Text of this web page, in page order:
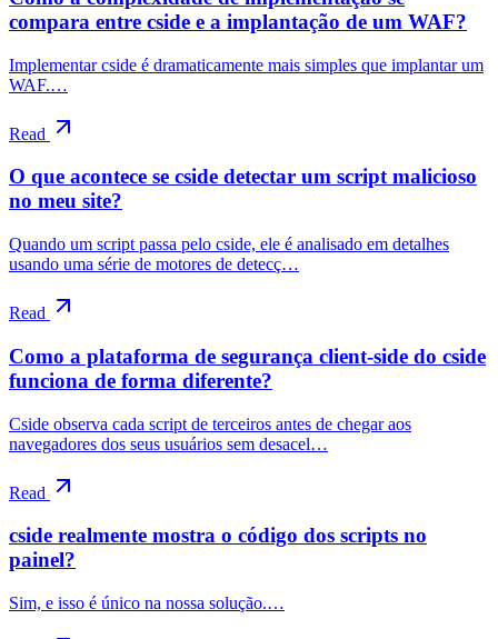
compara entre cside e a implantação de um WAF?
Implementar cside é dramaticamente mais simples que implantar um
WAF.…
Read
O que acontece se cside detectar um script malicioso
no meu site?
Quando um script passa pelo cside, ele é analisado em detalhes
usando uma série de motores de detecç…
Read
Como a plataforma de segurança client-side do cside
funciona de forma diferente?
Cside observa cada script de terceiros antes de chegar aos
navegadores dos seus usuários sem desacel…
Read
cside realmente mostra o código dos scripts no
painel?
Sim, e isso é único na nossa solução.…